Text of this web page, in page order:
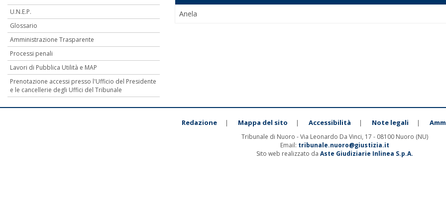
U.N.E.P.
Glossario
Amministrazione Trasparente
Processi penali
Lavori di Pubblica Utilità e MAP
Prenotazione accessi presso l'Ufficio del Presidente
e le cancellerie degli Uffici del Tribunale
Anela
Redazione | Mappa del sito | Accessibilità | Note legali |
Tribunale di Nuoro - Via Leonardo Da Vinci, 17 - 08100 Nuoro (NU)
Email: tribunale.nuoro@giustizia.it
Sito web realizzato da Aste Giudiziarie Inlinea S.p.A.